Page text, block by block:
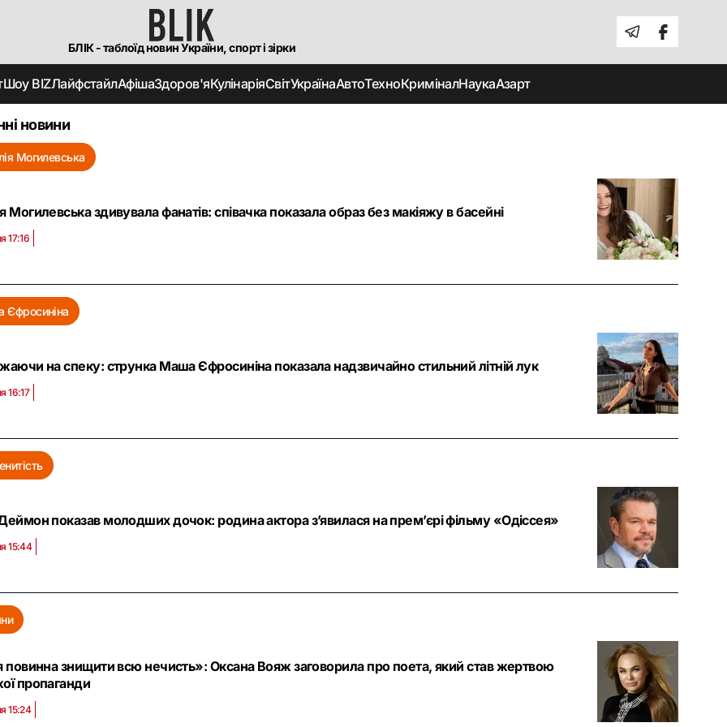
БЛІК - таблоїд новин України, спорт і зірки
Шоу BIZЛайфстайлАфішаЗдоров'яКулінаріяСвітУкраїнаАвтоТехноКриміналНаукаАзарт
новини
Могилевська
Могилевська здивувала фанатів: співачка показала образ без макіяжу в басейні
17:16
Єфросиніна
на спеку: струнка Маша Єфросиніна показала надзвичайно стильний літній лук
16:17
показав молодших дочок: родина актора з’явилася на прем’єрі фільму «Одіссея»
15:44
повинна знищити всю нечисть»: Оксана Вояж заговорила про поета, який став жертвою
пропаганди
15:24